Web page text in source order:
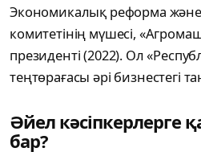
Экономикалық реформа және
комитетінің мүшесі,
президенті (2022). Ол
теңтөрағасы әрі бизнестегі
Әйел кәсіпкерлерге
бар?